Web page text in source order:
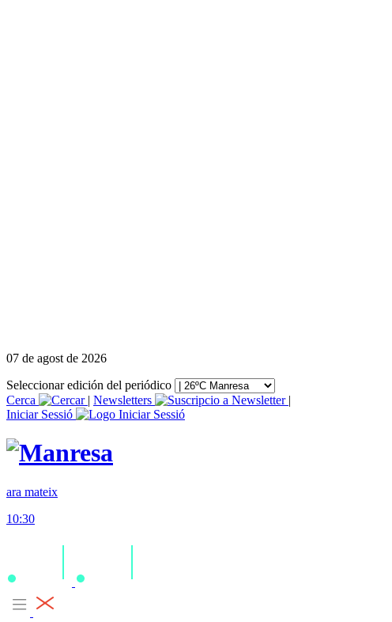
07 de agost de 2026
Seleccionar edición del periódico
Cerca
| Newsletters
|
Iniciar Sessió
ara mateix
10:30